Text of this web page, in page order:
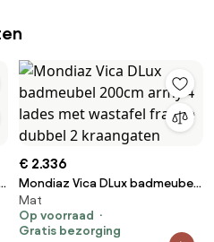
€ 2.336
Mondiaz Vica DLux badmeubel
200cm army 4 lades met
wastafel frappe dubbel 2
kraangaten
Mat
Op voorraad
Gratis bezorging